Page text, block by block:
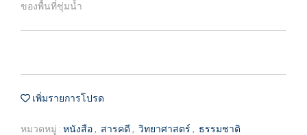
ของพื้นที่ชุ่มน้ำ
เพิ่มรายการโปรด
หมวดหมู่ : หนังสือ , สารคดี , วิทยาศาสตร์ , ธรรมชาติ